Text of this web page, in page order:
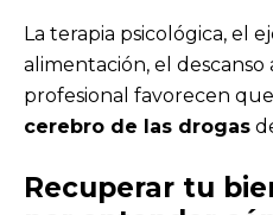
La terapia psicológica, el
alimentación, el
profesional favorecen que
cerebro de las drogas
Recuperar tu